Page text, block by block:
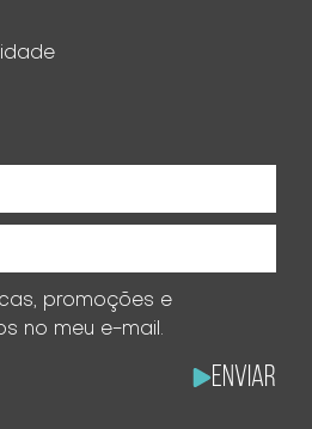
promoções e
no meu e-mail.
Enviar